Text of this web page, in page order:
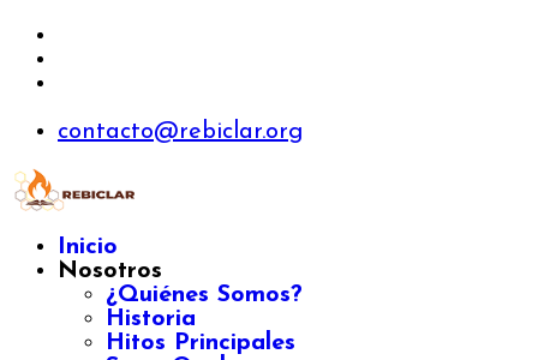
contacto@rebiclar.org
Inicio
Nosotros
¿Quiénes Somos?
Historia
Hitos Principales